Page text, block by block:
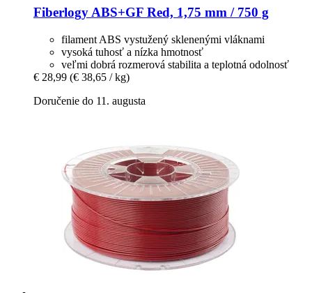
Fiberlogy ABS+GF Red, 1,75 mm / 750 g
filament ABS vystužený sklenenými vláknami
vysoká tuhosť a nízka hmotnosť
veľmi dobrá rozmerová stabilita a teplotná odolnosť
€ 28,99 (€ 38,65 / kg)
Doručenie do 11. augusta